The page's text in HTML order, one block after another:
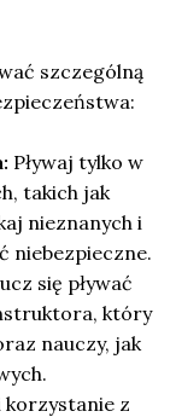
szczególną
Pływaj tylko w
takich jak
nieznanych i
niebezpieczne.
się pływać
który
nauczy, jak
korzystanie z